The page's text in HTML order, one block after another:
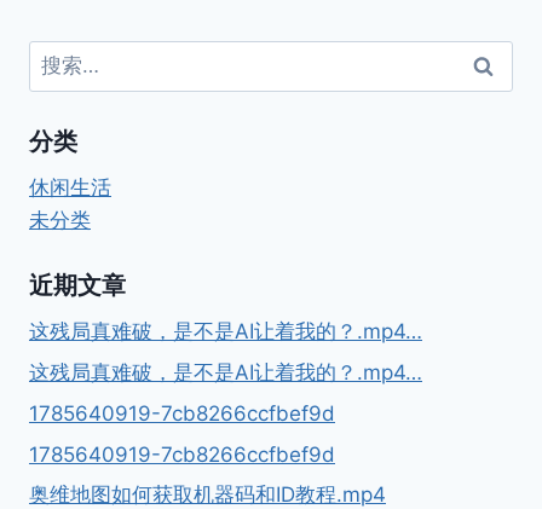
搜
索：
分类
休闲生活
未分类
近期文章
这残局真难破，是不是AI让着我的？.mp4…
这残局真难破，是不是AI让着我的？.mp4…
1785640919-7cb8266ccfbef9d
1785640919-7cb8266ccfbef9d
奥维地图如何获取机器码和ID教程.mp4